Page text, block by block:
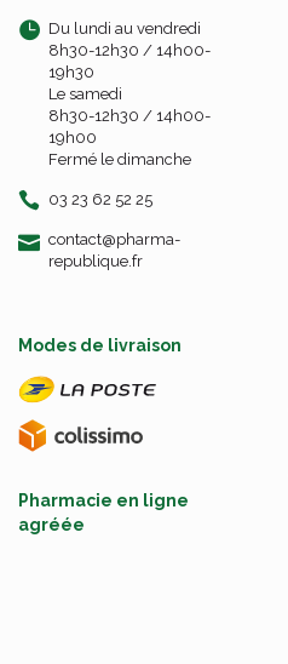
Du lundi au vendredi
8h30-12h30 / 14h00-
19h30
Le samedi
8h30-12h30 / 14h00-
19h00
Fermé le dimanche
03 23 62 52 25
contact-
@-
pharma-
republique.fr
Modes de livraison
Pharmacie en ligne
agréée